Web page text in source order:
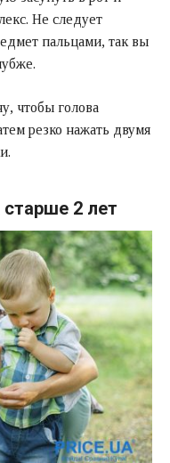
Не следует
пальцами, так вы
чтобы голова
резко нажать двумя
2 лет